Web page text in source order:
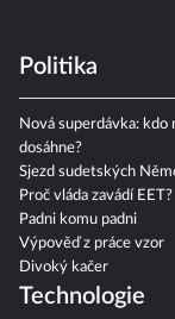
Politika
Nová superdávka: kdo
dosáhne?
Sjezd sudetských
Proč vláda zavádí EET?
Padni komu padni
Výpověď z práce vzor
Divoký kačer
Technologie